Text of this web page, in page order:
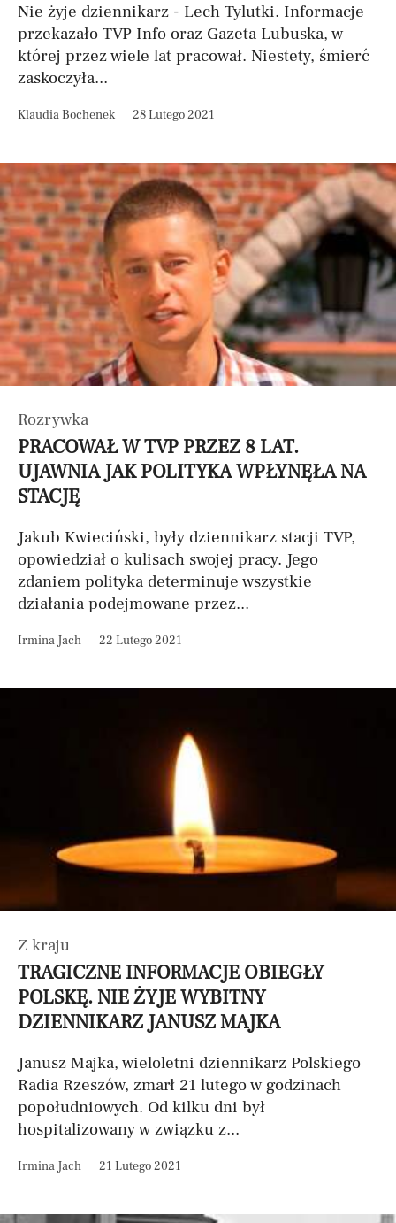
Nie żyje dziennikarz - Lech Tylutki. Informacje
przekazało TVP Info oraz Gazeta Lubuska, w
której przez wiele lat pracował. Niestety, śmierć
zaskoczyła...
Klaudia Bochenek 28 Lutego 2021
Rozrywka
PRACOWAŁ W TVP PRZEZ 8 LAT.
UJAWNIA JAK POLITYKA WPŁYNĘŁA NA
STACJĘ
Jakub Kwieciński, były dziennikarz stacji TVP,
opowiedział o kulisach swojej pracy. Jego
zdaniem polityka determinuje wszystkie
działania podejmowane przez...
Irmina Jach 22 Lutego 2021
Z kraju
TRAGICZNE INFORMACJE OBIEGŁY
POLSKĘ. NIE ŻYJE WYBITNY
DZIENNIKARZ JANUSZ MAJKA
Janusz Majka, wieloletni dziennikarz Polskiego
Radia Rzeszów, zmarł 21 lutego w godzinach
popołudniowych. Od kilku dni był
hospitalizowany w związku z...
Irmina Jach 21 Lutego 2021